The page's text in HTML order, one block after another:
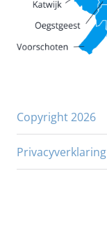
Copyright 2026
Privacyverklaring